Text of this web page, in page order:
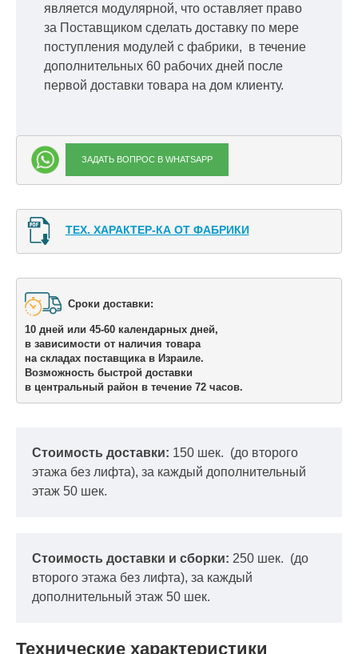
является модулярной, что оставляет право
за Поставщиком сделать доставку по мере
поступления модулей с фабрики, в течение
дополнительных 60 рабочих дней после
первой доставки товара на дом клиенту.
ЗАДАТЬ ВОПРОС В WHATSAPP
ТЕХ. ХАРАКТЕР-КА ОТ ФАБРИКИ
Сроки доставки:
10 дней или 45-60 календарных дней,
в зависимости от наличия товара
на складах поставщика в Израиле.
Возможность быстрой доставки
в центральный район в течение 72 часов.
Стоимость доставки: 150 шек. (до второго
этажа без лифта), за каждый дополнительный
этаж 50 шек.
Стоимость доставки и сборки: 250 шек. (до
второго этажа без лифта), за каждый
дополнительный этаж 50 шек.
Технические характеристики